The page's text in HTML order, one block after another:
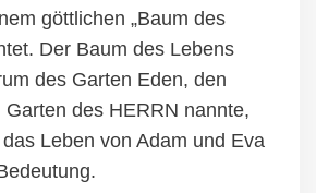
göttlichen „Baum des
Der Baum des Lebens
des Garten Eden, den
Garten des HERRN nannte,
Leben von Adam und Eva